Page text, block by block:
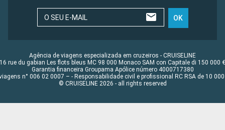
O SEU E-MAIL OK
Agência de viagens especializada em cruzeiros - CRUISELINE
16 rue du gabian Les flots bleus MC 98 000 Monaco SAM con Capitale di 150 000 €
Garantia financeira Groupama Apólice número 4000717380
n° 006 02 0007 – - Responsabilidade civil e profissional RC RSA de 10 000
© CRUISELINE 2026 - all rights reserved